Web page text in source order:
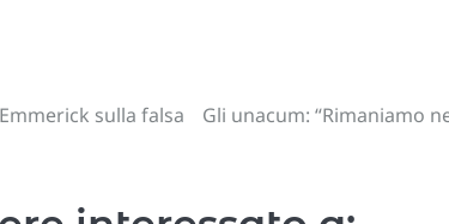
sulla falsa
Gli unacum: “Rimaniamo